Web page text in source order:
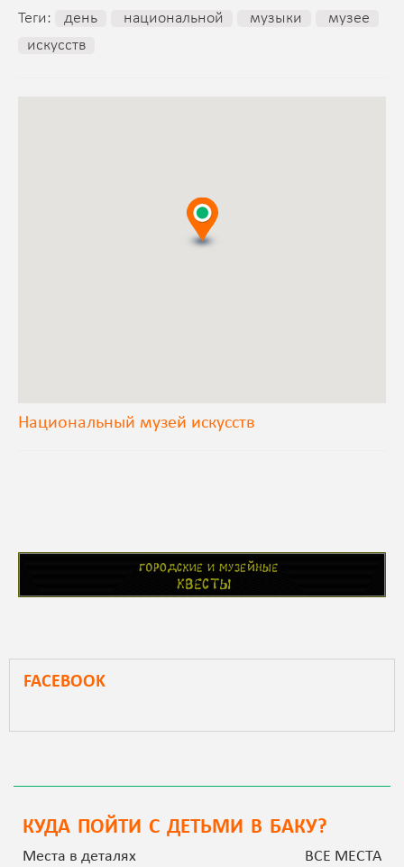
Теги: день национальной музыки
музее
искусств
Национальный музей искусств
FACEBOOK
КУДА ПОЙТИ С ДЕТЬМИ В БАКУ?
Места в деталях ВСЕ МЕСТА